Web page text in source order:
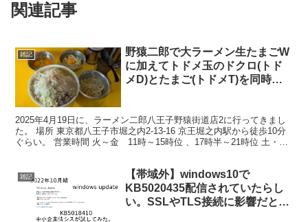
関連記事
雑記
野猿二郎で大ラーメン生たまごW
に加えてトドメ玉のドクロ(トド
メD)とたまご(トドメT)を同時に
2025年4月19日に、ラーメン二郎八王子野猿街道店2に行ってきまし
た。 場所 東京都八王子市堀之内2-13-16 京王堀之内駅から徒歩10分
ぐらい。 営業時間 火～金 11時～15時位 、17時半～21時位 土・
雑記
【帯域外】windows10で
KB5020435配信されていたらし
い。SSLやTLS接続に影響だと